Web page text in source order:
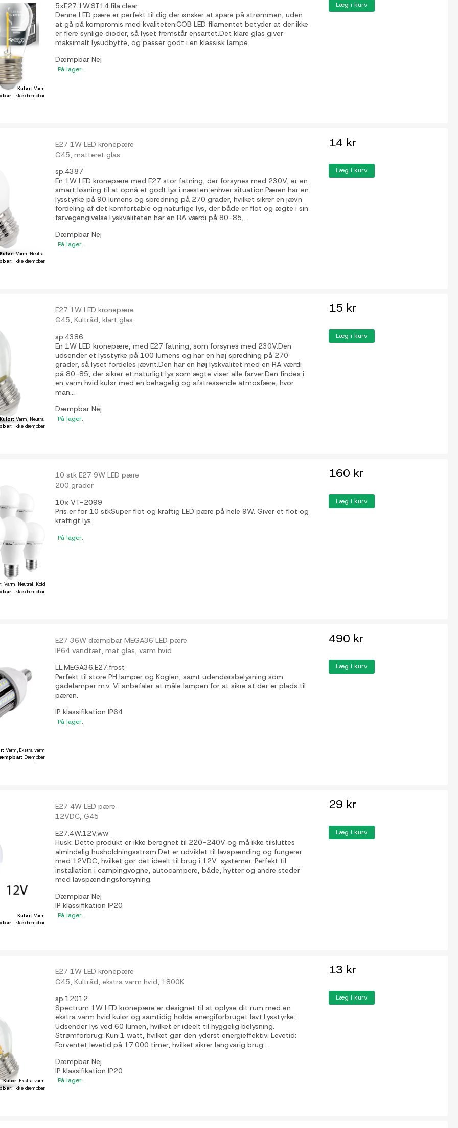
Kulør:Varm
Ikke dæmpbar
5xE27.1W.ST14.fila.clear
Denne LED pære er perfekt til dig der ønsker at spare på strømmen, uden
at gå på kompromis med kvaliteten.COB LED filamentet betyder at der ikke
er flere synlige dioder, så lyset fremstår ensartet.Det klare glas giver
maksimalt lysudbytte, og passer godt i en klassisk lampe.
DæmpbarNej
På lager.
Læg i kurv
Kulør:Varm, Neutral
Ikke dæmpbar
E27 1W LED kronepære
G45, matteret glas
sp.4387
En 1W LED kronepære med E27 stor fatning, der forsynes med 230V, er en
smart løsning til at opnå et godt lys i næsten enhver situation.Pæren har en
lysstyrke på 90 lumens og spredning på 270 grader, hvilket sikrer en jævn
fordeling af det komfortable og naturlige lys, der både er flot og ægte i sin
farvegengivelse.Lyskvaliteten har en RA værdi på 80-85,...
DæmpbarNej
På lager.
14 kr
Læg i kurv
Kulør:Varm, Neutral
Ikke dæmpbar
E27 1W LED kronepære
G45, Kultråd, klart glas
sp.4386
En 1W LED kronepære, med E27 fatning, som forsynes med 230V.Den
udsender et lysstyrke på 100 lumens og har en høj spredning på 270
grader, så lyset fordeles jævnt.Den har en høj lyskvalitet med en RA værdi
på 80-85, der sikrer et naturligt lys som ægte viser alle farver.Den findes i
en varm hvid kulør med en behagelig og afstressende atmosfære, hvor
man...
DæmpbarNej
På lager.
15 kr
Læg i kurv
Varm, Neutral, Kold
Ikke dæmpbar
10 stk E27 9W LED pære
200 grader
10x VT-2099
Pris er for 10 stkSuper flot og kraftig LED pære på hele 9W. Giver et flot og
kraftigt lys.
På lager.
160 kr
Læg i kurv
Varm, Ekstra varm
Dæmpbar
E27 36W dæmpbar MEGA36 LED pære
IP64 vandtæt, mat glas, varm hvid
LL.MEGA36.E27.frost
Perfekt til store PH lamper og Koglen, samt udendørsbelysning som
gadelamper m.v. Vi anbefaler at måle lampen for at sikre at der er plads til
pæren.
IP klassifikationIP64
På lager.
490 kr
Læg i kurv
Kulør:Varm
Ikke dæmpbar
E27 4W LED pære
12VDC, G45
E27.4W.12V.ww
Husk: Dette produkt er ikke beregnet til 220-240V og må ikke tilsluttes
almindelig husholdningsstrøm.Det er udviklet til lavspænding og fungerer
med 12VDC, hvilket gør det ideelt til brug i 12V systemer. Perfekt til
installation i campingvogne, autocampere, både, hytter og andre steder
med lavspændingsforsyning.
DæmpbarNej
IP klassifikationIP20
På lager.
29 kr
Læg i kurv
Kulør:Ekstra varm
Ikke dæmpbar
E27 1W LED kronepære
G45, Kultråd, ekstra varm hvid, 1800K
sp.12012
Spectrum 1W LED kronepære er designet til at oplyse dit rum med en
ekstra varm hvid kulør og samtidig holde energiforbruget lavt.Lysstyrke:
Udsender lys ved 60 lumen, hvilket er ideelt til hyggelig belysning.
Strømforbrug: Kun 1 watt, hvilket gør den yderst energieffektiv. Levetid:
Forventet levetid på 17.000 timer, hvilket sikrer langvarig brug....
DæmpbarNej
IP klassifikationIP20
På lager.
13 kr
Læg i kurv